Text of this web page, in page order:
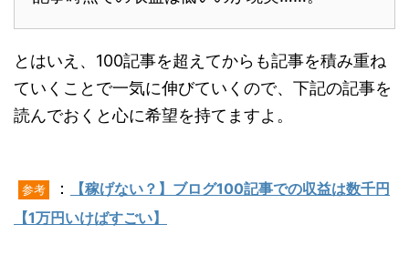
とはいえ、100記事を超えてからも記事を積み重ね
ていくことで一気に伸びていくので、下記の記事を
読んでおくと心に希望を持てますよ。
参考 ：
【稼げない？】ブログ100記事での収益は数千円
【1万円いけばすごい】